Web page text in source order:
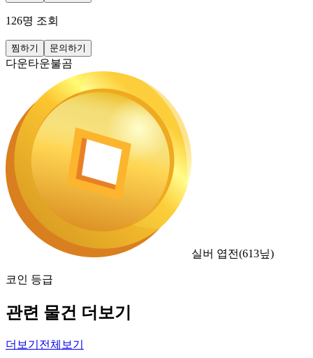
126명 조회
찜하기 문의하기
다운타운불곰
실버 엽전(613닢)
코인 등급
관련 물건 더보기
더보기 전체보기